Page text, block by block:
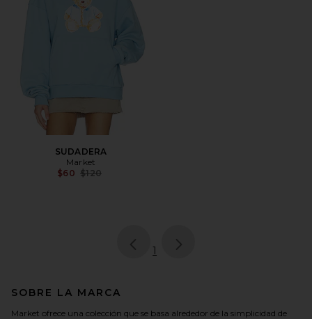
SUDADERA
Market
$60 Previous price:
$120
page
1
SOBRE LA MARCA
Market ofrece una colección que se basa alrededor de la simplicidad de